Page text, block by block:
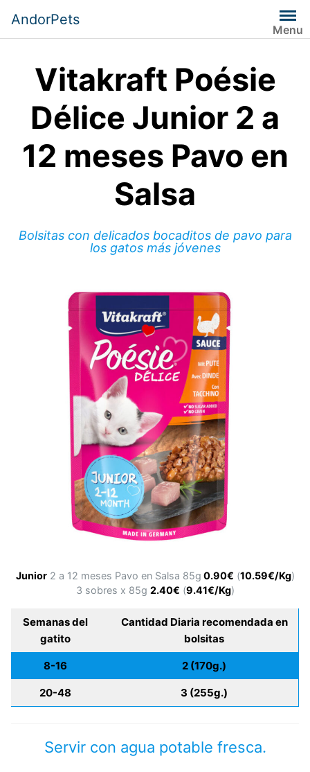
contenido
AndorPets
Menu
Vitakraft Poésie
Délice Junior 2 a
12 meses Pavo en
Salsa
Bolsitas con delicados bocaditos de pavo para
los gatos más jóvenes
Junior2 a 12 meses Pavo en Salsa 85g 0.90€ (10.59€/Kg)
3 sobres x 85g 2.40€ (9.41€/Kg)
Semanas del
gatito
Cantidad Diaria recomendada en
bolsitas
8-16 2 (170g.)
20-48 3 (255g.)
Servir con agua potable fresca.